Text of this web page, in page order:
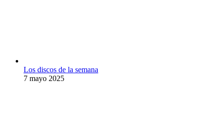
Los discos de la semana
7 mayo 2025